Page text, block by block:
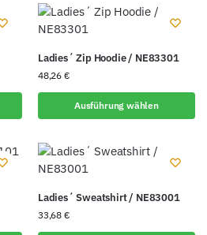
Ladies´ Zip Hoodie / NE83301
48,26 €
Ausführung wählen
Ladies´ Sweatshirt / NE83001
33,68 €